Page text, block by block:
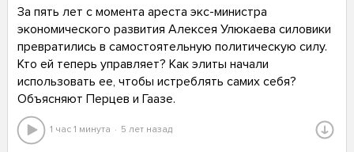
За пять лет с момента ареста экс-министра
экономического развития Алексея Улюкаева силовики
превратились в самостоятельную политическую силу.
Кто ей теперь управляет? Как элиты начали
использовать ее, чтобы истреблять самих себя?
Объясняют Перцев и Гаазе.
1 час 1 минута 5 лет назад